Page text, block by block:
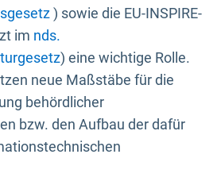
) sowie die EU-INSPIRE-
im nds.
) eine wichtige Rolle.
neue Maßstäbe für die
behördlicher
bzw. den Aufbau der dafür